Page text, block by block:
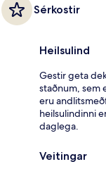
Sérkostir
Heilsulind
Gestir geta
staðnum, sem
eru
heilsulindinni
daglega.
Veitingar